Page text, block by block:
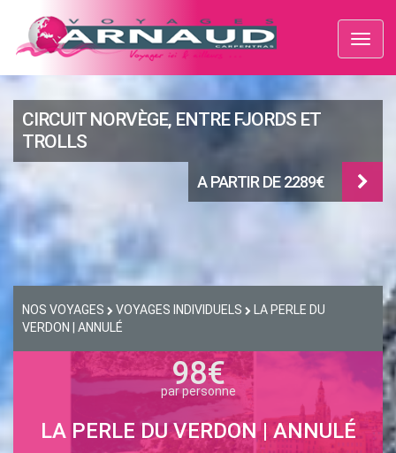
CIRCUIT NORVÈGE, ENTRE FJORDS ET
TROLLS
A PARTIR DE 2289€
NOS VOYAGES VOYAGES INDIVIDUELS
LA PERLE DU
VERDON | ANNULÉ
98€
par personne
LA PERLE DU VERDON | ANNULÉ